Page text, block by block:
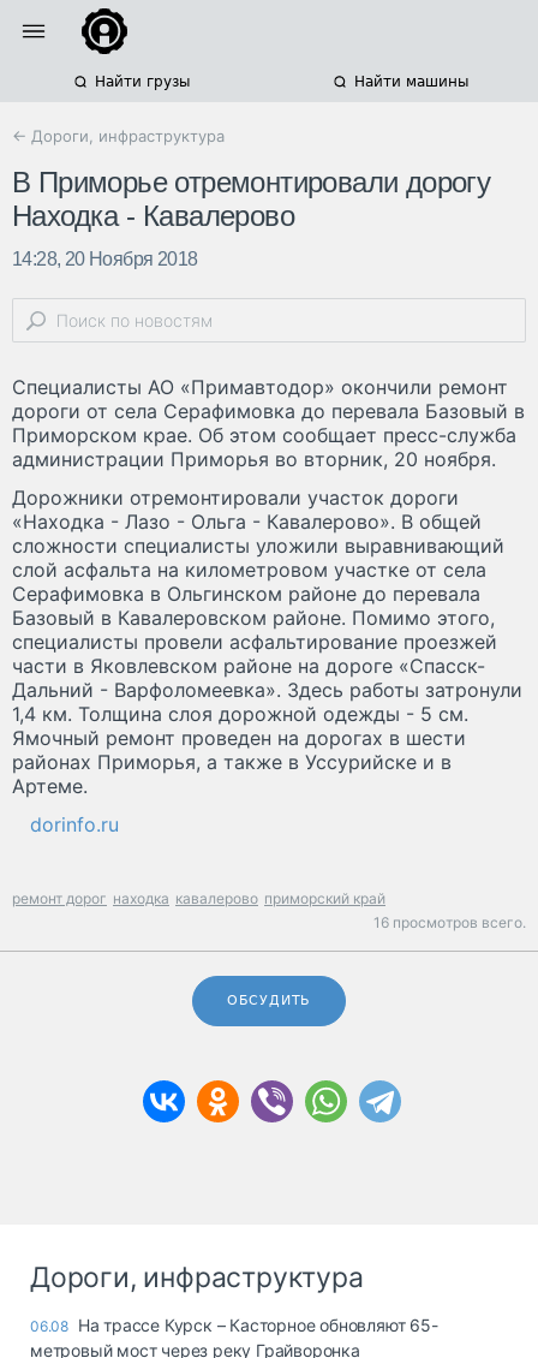
Найти грузы Найти машины
← Дороги, инфраструктура
В Приморье отремонтировали дорогу
Находка - Кавалерово
14:28, 20 Ноября 2018
Специалисты АО «Примавтодор» окончили ремонт
дороги от села Серафимовка до перевала Базовый в
Приморском крае. Об этом сообщает пресс-служба
администрации Приморья во вторник, 20 ноября.
Дорожники отремонтировали участок дороги
«Находка - Лазо - Ольга - Кавалерово». В общей
сложности специалисты уложили выравнивающий
слой асфальта на километровом участке от села
Серафимовка в Ольгинском районе до перевала
Базовый в Кавалеровском районе. Помимо этого,
специалисты провели асфальтирование проезжей
части в Яковлевском районе на дороге «Спасск-
Дальний - Варфоломеевка». Здесь работы затронули
1,4 км. Толщина слоя дорожной одежды - 5 см.
Ямочный ремонт проведен на дорогах в шести
районах Приморья, а также в Уссурийске и в
Артеме.
dorinfo.ru
ремонт дорог находка кавалерово приморский край
16 просмотров всего.
ОБСУДИТЬ
Дороги, инфраструктура
06.08 На трассе Курск – Касторное обновляют 65-
метровый мост через реку Грайворонка